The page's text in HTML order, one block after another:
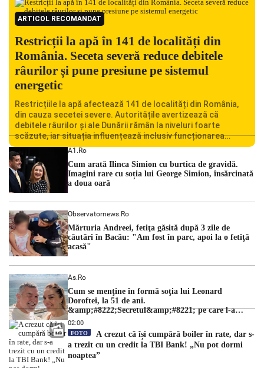
ARTICOL RECOMANDAT
Restricții la apă în 141 de localități din
România. Seceta severă reduce debitele
râurilor și pune presiune pe sistemul
energetic
Restricțiile la apă afectează 141 de localități din România,
din cauza secetei severe. Autoritățile avertizează că
debitele râurilor și ale Dunării rămân la niveluri foarte
scăzute, iar situația influențează inclusiv funcționarea
Centralei Nucleare de la Cernavodă. România se confruntă
cu una dintre cele mai dificile perioade din punct de vedere
hidrologic din ultimii ani. Lipsa […]
A1.ro
Cum arată Ilinca Simion cu burtica de gravidă.
Imagini rare cu soția lui George Simion, însărcinată
a doua oară
Observatornews.ro
Mărturia Andreei, fetiţa găsită după 3 zile de
căutări în Bacău: "Am fost în parc, apoi la o fetiţă
acasă"
As.ro
Cum se menţine în formă soţia lui Leonard
Doroftei, la 51 de ani.
&amp;#8222;Secretul&amp;#8221; pe care l-a
dezvăluit
02:00
FOTO
A crezut că își cumpără boiler în rate, dar s-
a trezit cu un credit la TBI Bank! „Nu pot dormi
noaptea”